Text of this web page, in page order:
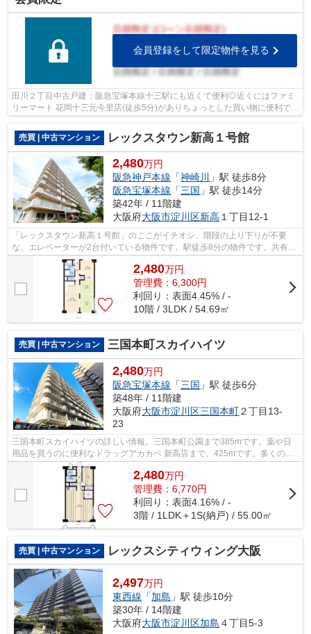
会員登録をして限定物件を見る
田川２丁目中古戸建：阪急宝塚本線十三駅にも近くて便利◎近くにはファミ
リーマート 花岡十三元今里店(徒歩5分)がありちょっとした買い物に便利です
◎値段がお手ごろな中古戸建てはいか...
売買 | 中古マンション
レックスタウン新高１号館
2,480万円
阪急神戸本線 「神崎川
」駅 徒歩8分
阪急宝塚本線 「三国 」駅 徒歩14分
築42年 / 11階建
大阪府大阪市淀川区新高 １丁目12-1
「レックスタウン新高１号館」のここがイチオシ。階段の上り下りが不要
な、エレベーターが2台付いている物件です。駅徒歩8分の物件です。共有部
分も清潔感があり、綺麗な中古マンショ...
2,480万円
管理費：6,300円
利回り：表面4.45% / -
10階 / 3LDK / 54.69㎡
売買 | 中古マンション 三国本町スカイハイツ
2,480万円
阪急宝塚本線 「三国 」駅 徒歩6分
築48年 / 11階建
大阪府大阪市淀川区三国本町２丁目13-
23
三国本町スカイハイツの詳しい情報。三国本町公園まで385mです。薬や日
用品を買うのに便利なドラッグアカカベ 新高店まで、425mです。多くの方
に好評な、清潔感のある室内が魅力の中古...
2,480万円
管理費：6,770円
利回り：表面4.16% / -
3階 / 1LDK＋1S(納戸) / 55.00㎡
売買 | 中古マンション レックスシティウィング大阪
2,497万円
東西線 「加島 」駅 徒歩10分
築30年 / 14階建
大阪府大阪市淀川区加島 ４丁目5-3